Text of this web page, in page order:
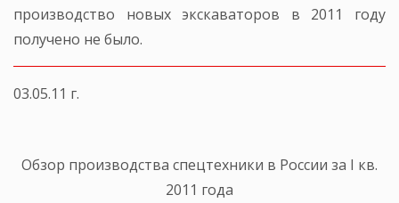
производство новых экскаваторов в 2011 году
получено не было.
03.05.11 г.
Обзор производства спецтехники в России за I кв.
2011 года